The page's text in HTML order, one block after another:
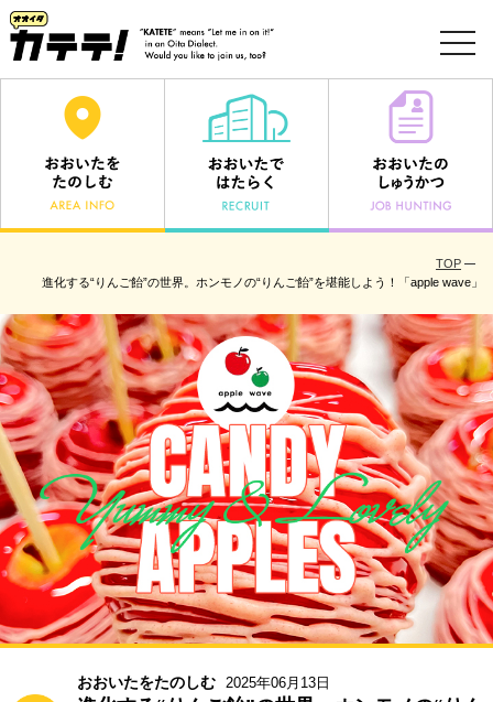
TOP
進化する“りんご飴”の世界。ホンモノの“りんご飴”を堪能しよう！「apple wave」
おおいたをたのしむ 2025年06月13日